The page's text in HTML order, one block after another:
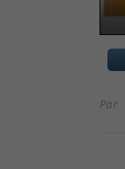
Par